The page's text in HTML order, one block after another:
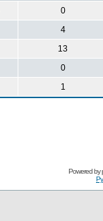
0
4
13
0
1
Powered by